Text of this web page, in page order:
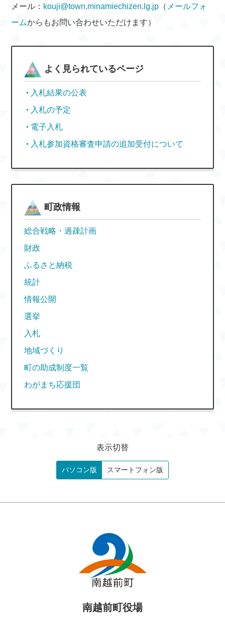
メール： kouji@town.minamiechizen.lg.jp （ メールフォ
ームからもお問い合わせいただけます）
よく見られているページ
入札結果の公表
入札の予定
電子入札
入札参加資格審査申請の追加受付について
町政情報
総合戦略・過疎計画
財政
ふるさと納税
統計
情報公開
選挙
入札
地域づくり
町の助成制度一覧
わがまち応援団
表示切替
パソコン版 スマートフォン版
南越前町役場